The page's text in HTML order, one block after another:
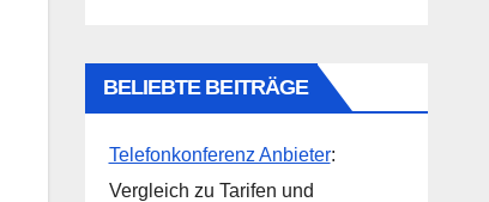
BELIEBTE BEITRÄGE
Telefonkonferenz Anbieter:
Vergleich zu Tarifen und